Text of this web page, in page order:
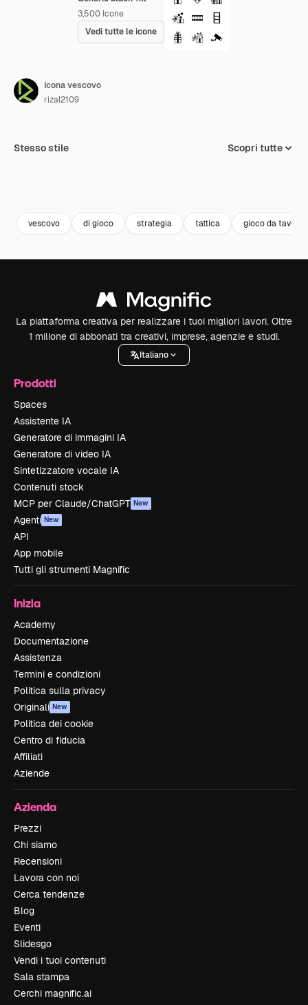
3,500 Icone
Vedi tutte le icone
Icona vescovo
rizal2109
Stesso stile Scopri tutte
vescovo di gioco strategia tattica gioco da tavolo
La piattaforma creativa per realizzare i tuoi migliori lavori. Oltre
1 milione di abbonati tra creativi, imprese, agenzie e studi.
Italiano
Prodotti
Spaces
Assistente IA
Generatore di immagini IA
Generatore di video IA
Sintetizzatore vocale IA
Contenuti stock
MCP per Claude/ChatGPT New
Agenti New
API
App mobile
Tutti gli strumenti Magnific
Inizia
Academy
Documentazione
Assistenza
Termini e condizioni
Politica sulla privacy
Originali New
Politica dei cookie
Centro di fiducia
Affiliati
Aziende
Azienda
Prezzi
Chi siamo
Recensioni
Lavora con noi
Cerca tendenze
Blog
Eventi
Slidesgo
Vendi i tuoi contenuti
Sala stampa
Cerchi magnific.ai